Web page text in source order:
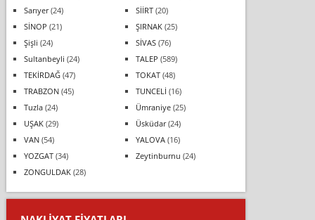
Sarıyer(24) SİİRT(20)
SİNOP (21) ŞIRNAK(25)
Şişli (24) SİVAS(76)
Sultanbeyli (24) TALEP (589)
TEKİRDAĞ(47) TOKAT(48)
TRABZON(45) TUNCELİ (16)
Tuzla(24) Ümraniye(25)
UŞAK(29) Üsküdar(24)
VAN(54) YALOVA(16)
YOZGAT(34) Zeytinburnu (24)
ZONGULDAK(28)